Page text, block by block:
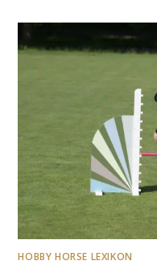
HOBBY HORSE LEXIKON